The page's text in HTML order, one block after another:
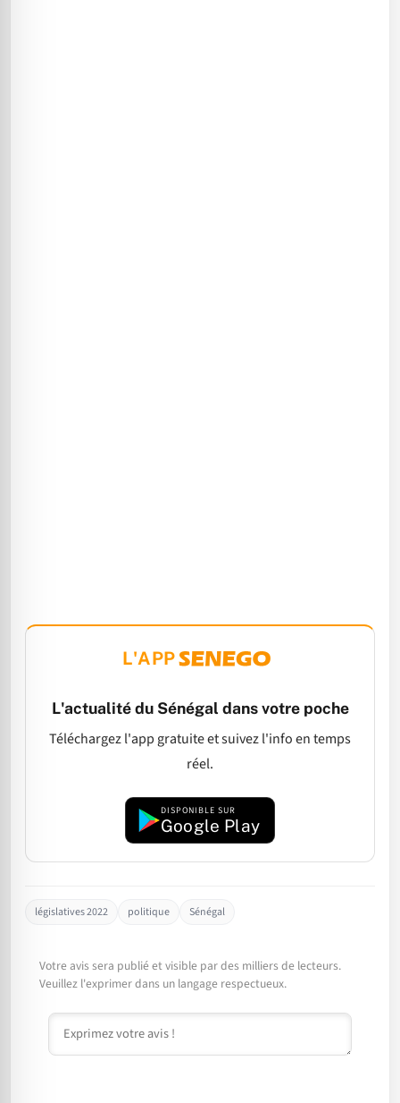
L'APP
L'actualité du Sénégal dans votre poche
Téléchargez l'app gratuite et suivez l'info en temps
réel.
DISPONIBLE SUR
Google Play
législatives 2022 politique Sénégal
Votre avis sera publié et visible par des milliers de lecteurs.
Veuillez l'exprimer dans un langage respectueux.
Commentaire